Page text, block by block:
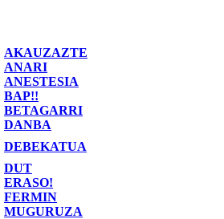
AKAUZAZTE
ANARI
ANESTESIA
BAP!!
BETAGARRI
DANBA
DEBEKATUA
DUT
ERASO!
FERMIN
MUGURUZA